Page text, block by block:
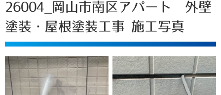
26004_岡山市南区アパート 外壁
塗装・屋根塗装工事 施工写真